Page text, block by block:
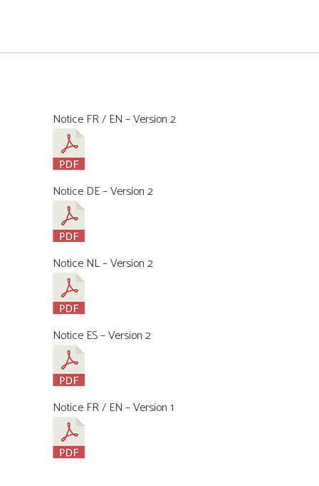
Notice FR / EN – Version 2
Notice DE – Version 2
Notice NL – Version 2
Notice ES – Version 2
Notice FR / EN – Version 1